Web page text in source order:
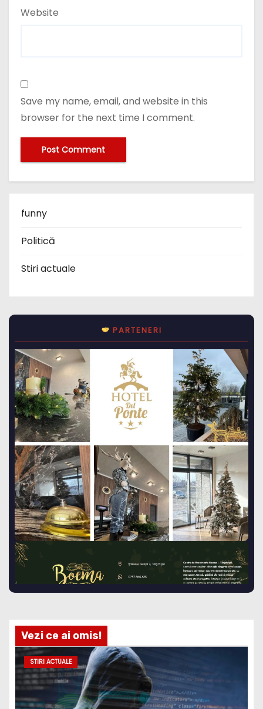
Website
Save my name, email, and website in this
browser for the next time I comment.
funny
Politică
Stiri actuale
PARTENERI
Vezi ce ai omis!
STIRI ACTUALE